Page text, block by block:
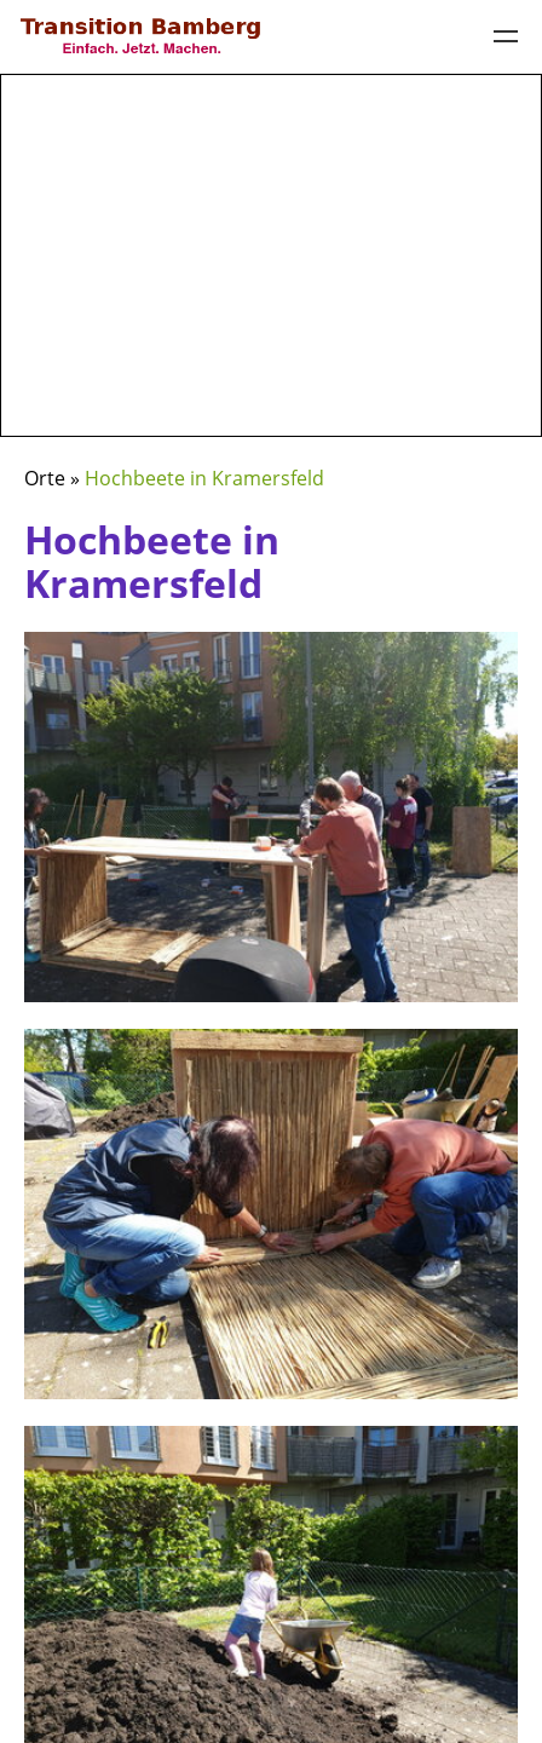
Orte » Hochbeete in Kramersfeld
Hochbeete in
Kramersfeld